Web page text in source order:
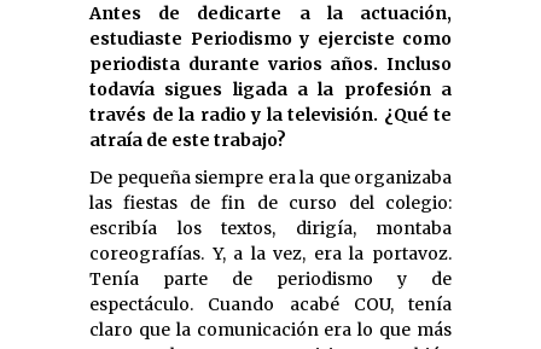
Antes de dedicarte a la actuación,
estudiaste Periodismo y ejerciste como
periodista durante varios años. Incluso
todavía sigues ligada a la profesión a
través de la radio y la televisión. ¿Qué te
atraía de este trabajo?
De pequeña siempre era la que organizaba
las fiestas de fin de curso del colegio:
escribía los textos, dirigía, montaba
coreografías. Y, a la vez, era la portavoz.
Tenía parte de periodismo y de
espectáculo. Cuando acabé COU, tenía
claro que la comunicación era lo que más